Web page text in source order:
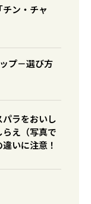
ン・チャ
プ－選び方
パラをおいし
え（写真で
いに注意！